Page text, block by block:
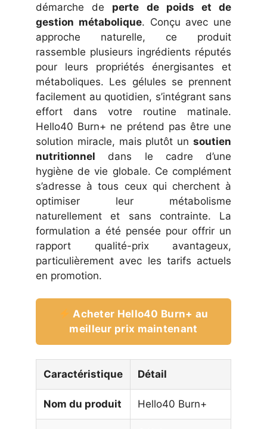
démarche de perte de poids et de
gestion métabolique. Conçu avec une
approche naturelle, ce produit
rassemble plusieurs ingrédients réputés
pour leurs propriétés énergisantes et
métaboliques. Les gélules se prennent
facilement au quotidien, s’intégrant sans
effort dans votre routine matinale.
Hello40 Burn+ ne prétend pas être une
solution miracle, mais plutôt un soutien
nutritionnel dans le cadre d’une
hygiène de vie globale. Ce complément
s’adresse à tous ceux qui cherchent à
optimiser leur métabolisme
naturellement et sans contrainte. La
formulation a été pensée pour offrir un
rapport qualité-prix avantageux,
particulièrement avec les tarifs actuels
en promotion.
Acheter Hello40 Burn+ au
meilleur prix maintenant
Caractéristique Détail
Nom du produit Hello40 Burn+